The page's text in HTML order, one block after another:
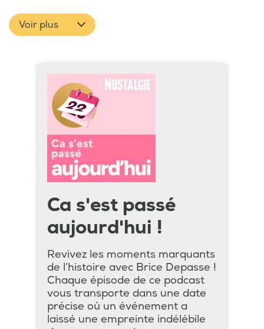
Voir plus
Ca s'est passé
aujourd'hui !
Revivez les moments marquants
de l’histoire avec Brice Depasse !
Chaque épisode de ce podcast
vous transporte dans une date
précise où un événement a
laissé une empreinte indélébile